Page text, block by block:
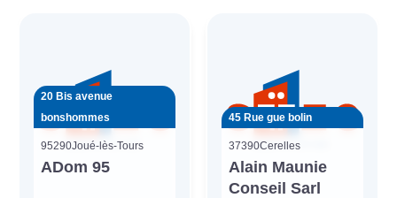
20 Bis avenue
bonshommes
95290Joué-lès-Tours
ADom 95
45 Rue gue bolin
37390Cerelles
Alain Maunie
Conseil Sarl